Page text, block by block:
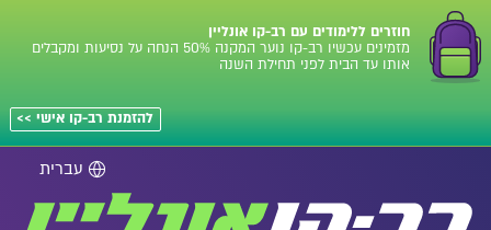
חוזרים ללימודים עם רב-קו אונליין
מזמינים עכשיו רב-קו נוער המקנה 50% הנחה על נסיעות ומקבלים
אותו עד הבית לפני תחילת השנה
להזמנת רב-קו אישי >>
שפה